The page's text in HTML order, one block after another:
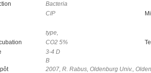
Bacteria
CIP
type,
CO2 5%
3-4 D
B
2007, R. Rabus, Oldenburg Univ.,